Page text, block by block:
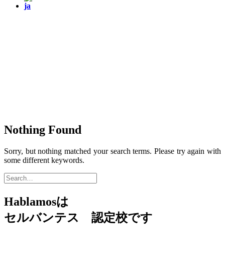
Nothing Found
Sorry, but nothing matched your search terms. Please try again with
some different keywords.
Hablamosは
セルバンテス 認定校です